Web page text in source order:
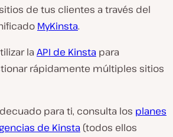
de tus clientes a través del
MyKinsta.
la API de Kinsta para
rápidamente múltiples sitios
para ti, consulta los planes
de Kinsta (todos ellos